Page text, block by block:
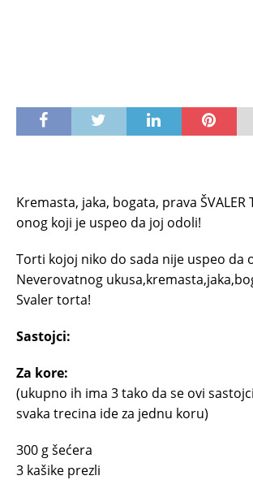
Kremasta, jaka, bogata, prava ŠVALER
onog koji je uspeo da joj odoli!
Torti kojoj niko do sada nije uspeo da
Neverovatnog
Svaler torta!
Sastojci:
Za kore:
(ukupno ih ima 3 tako da se ovi
svaka trecina ide za jednu koru)
300 g šećera
3 kašike prezli